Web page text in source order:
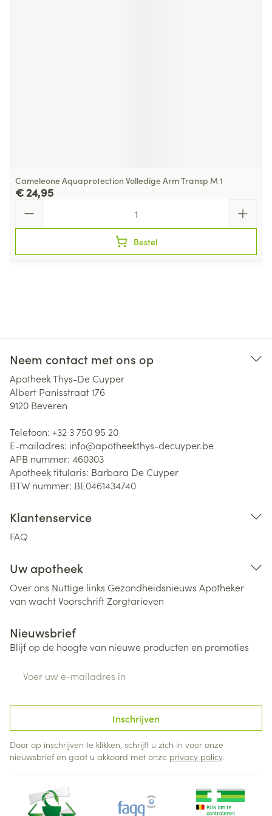
Cameleone Aquaprotection Volledige Arm Transp M 1
€ 24,95
Bestel
Neem contact met ons op
Apotheek Thys-De Cuyper
Albert Panisstraat 176
9120 Beveren
Telefoon: +32 3 750 95 20
E-mailadres: info@apotheekthys-decuyper.be
APB nummer: 460303
Apotheek titularis: Barbara De Cuyper
BTW nummer: BE0461434740
Klantenservice
FAQ
Uw apotheek
Over ons Nuttige links Gezondheidsnieuws Apotheker
van wachtVoorschriftZorgtarieven
Nieuwsbrief
Blijf op de hoogte van nieuwe producten en promoties
Inschrijven
Door op inschrijven te klikken, schrijft u zich in voor onze
nieuwsbrief en gaat u akkoord met onze privacy policy.